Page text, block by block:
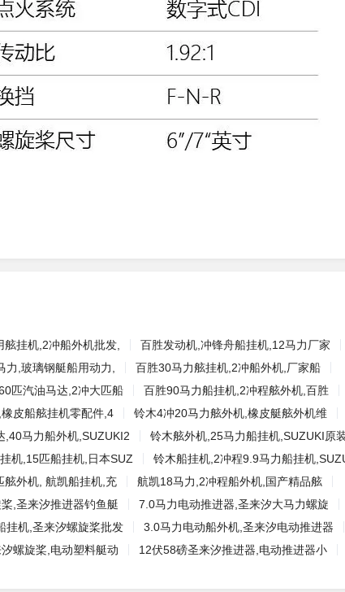
挂机,2冲船外机批发,
百胜发动机,冲锋舟船挂机,12马力厂家
力,玻璃钢艇船用动力,
百胜30马力舷挂机,2冲船外机,厂家船
匹汽油马达,2冲大匹船
百胜90马力船挂机,2冲程舷外机,百胜
皮船舷挂机零配件,4
铃木4冲20马力舷外机,橡皮艇舷外机维
,40马力船外机,SUZUKI2
铃木舷外机,25马力船挂机,SUZUKI原
机,15匹船挂机,日本SUZ
铃木船挂机,2冲程9.9马力船挂机
舷外机, 航凯船挂机,充
航凯18马力,2冲程船外机,国产精品舷
,圣来汐推进器钓鱼艇
7.0马力电动推进器,圣来汐大马力螺旋
挂机,圣来汐螺旋桨批发
3.0马力电动船外机,圣来汐电动推进器
螺旋桨,电动塑料艇动 12伏58磅圣来汐推进器,电动推进器小